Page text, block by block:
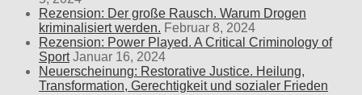
Rezension: Der große Rausch. Warum Drogen
kriminalisiert werden. Februar 8, 2024
Rezension: Power Played. A Critical Criminology of
Sport Januar 16, 2024
Neuerscheinung: Restorative Justice. Heilung,
Transformation, Gerechtigkeit und sozialer Frieden